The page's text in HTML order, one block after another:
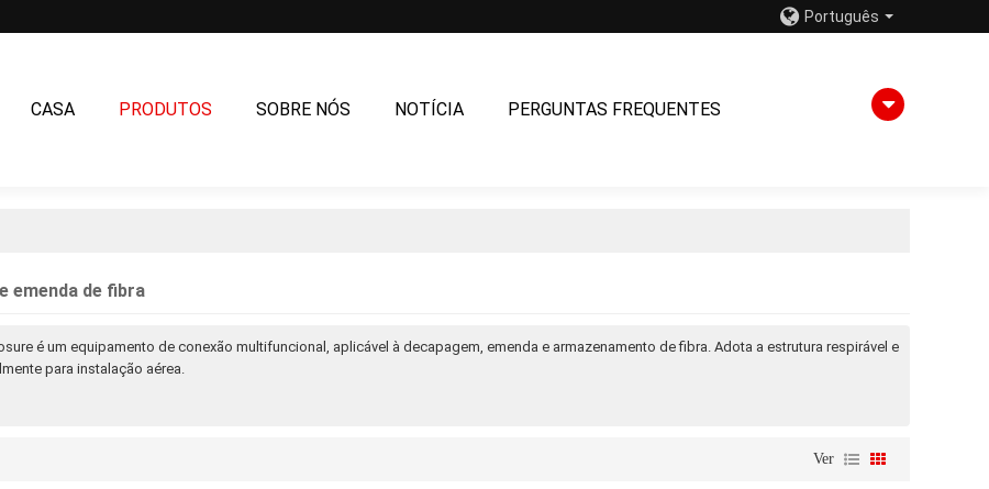
Português
CASA PRODUTOS SOBRE NÓS NOTÍCIA PERGUNTAS FREQUENTES
emenda de fibra
é um equipamento de conexão multifuncional, aplicável à decapagem, emenda e armazenamento de fibra. Adota a estrutura respirável e
para instalação aérea.
Ver